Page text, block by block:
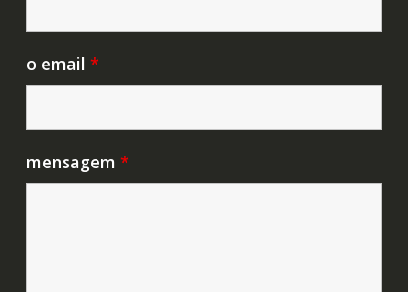
o email *
mensagem *